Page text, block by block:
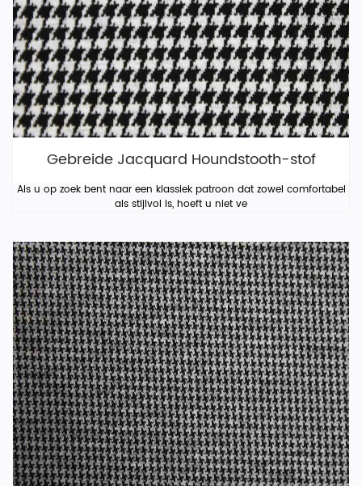
Gebreide Jacquard Houndstooth-stof
Als u op zoek bent naar een klassiek patroon dat zowel comfortabel
als stijlvol is, hoeft u niet ve